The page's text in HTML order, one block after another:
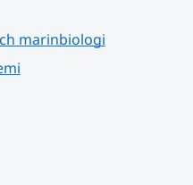
marinbiologi